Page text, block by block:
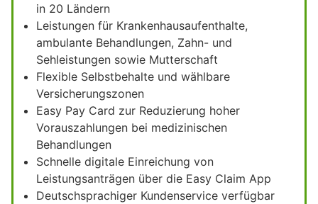
in 20 Ländern
Leistungen für Krankenhausaufenthalte,
ambulante Behandlungen, Zahn- und
Sehleistungen sowie Mutterschaft
Flexible Selbstbehalte und wählbare
Versicherungszonen
Easy Pay Card zur Reduzierung hoher
Vorauszahlungen bei medizinischen
Behandlungen
Schnelle digitale Einreichung von
Leistungsanträgen über die Easy Claim App
Deutschsprachiger Kundenservice verfügbar